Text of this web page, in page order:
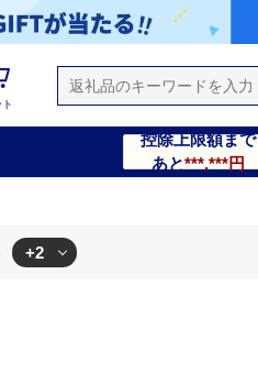
控除上限額まで
あと***,***円
+2